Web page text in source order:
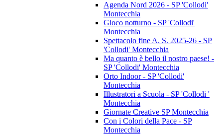
Agenda Nord 2026 - SP 'Collodi'
Montecchia
Gioco notturno - SP 'Collodi'
Montecchia
Spettacolo fine A. S. 2025-26 - SP
'Collodi' Montecchia
Ma quanto è bello il nostro paese! -
SP 'Collodi' Montecchia
Orto Indoor - SP 'Collodi'
Montecchia
Illustratori a Scuola - SP 'Collodi '
Montecchia
Giornate Creative SP Montecchia
Con i Colori della Pace - SP
Montecchia